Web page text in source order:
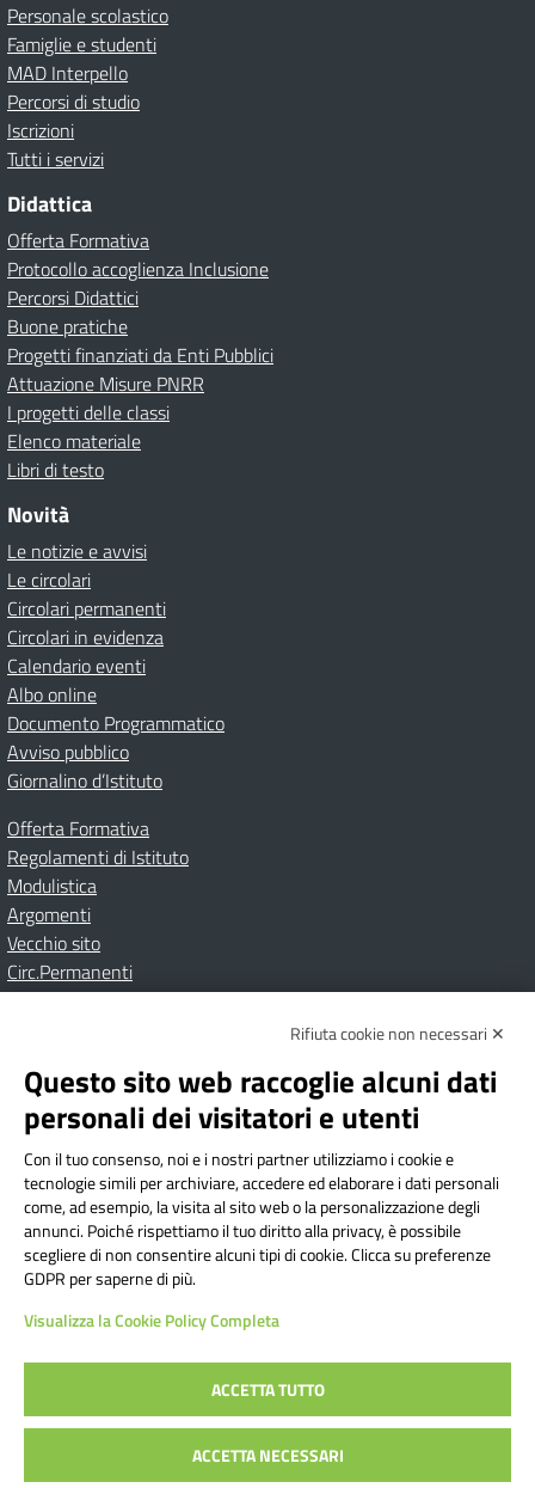
Personale scolastico
Famiglie e studenti
MAD Interpello
Percorsi di studio
Iscrizioni
Tutti i servizi
Didattica
Offerta Formativa
Protocollo accoglienza Inclusione
Percorsi Didattici
Buone pratiche
Progetti finanziati da Enti Pubblici
Attuazione Misure PNRR
I progetti delle classi
Elenco materiale
Libri di testo
Novità
Le notizie e avvisi
Le circolari
Circolari permanenti
Circolari in evidenza
Calendario eventi
Albo online
Documento Programmatico
Avviso pubblico
Giornalino d’Istituto
Offerta Formativa
Regolamenti di Istituto
Modulistica
Argomenti
Vecchio sito
Circ.Permanenti
Albo onlinePrivacy Policy
Dichiarazione di accessibilità
Note Legali
Istituto Comprensivo Bricherasio
Via Cesare Bollea n. 3 - 10064 Bricherasio (TO) | P.E.O.:
toic84200d@istruzione.it | P.E.C.:
toic84200d@pec.istruzione.it
Codice Fiscale: 94544620019 | Cod. Meccanografico:
TOIC84200D | Codice IPA: istsc_toic84200d | Codice
Univoco: UFYI9M
Sito web realizzato da AVVALE SPA|Concept & Design by
Designers Italia
Rifiuta cookie non necessari ✕
Questo sito web raccoglie alcuni dati
personali dei visitatori e utenti
Con il tuo consenso, noi e i nostri partner utilizziamo i cookie e
tecnologie simili per archiviare, accedere ed elaborare i dati personali
come, ad esempio, la visita al sito web o la personalizzazione degli
annunci. Poiché rispettiamo il tuo diritto alla privacy, è possibile
scegliere di non consentire alcuni tipi di cookie. Clicca su preferenze
GDPR per saperne di più.
Visualizza la Cookie Policy Completa
ACCETTA TUTTO
ACCETTA NECESSARI